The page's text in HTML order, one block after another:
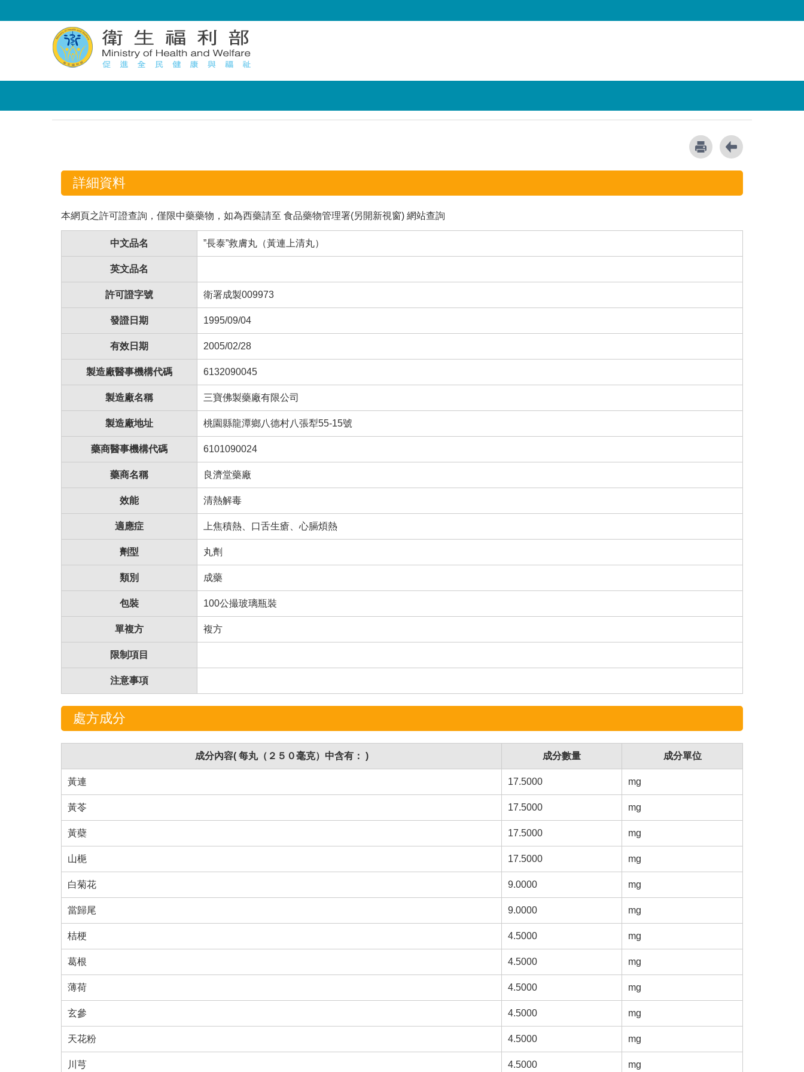
詳細資料
本網頁之許可證查詢，僅限中藥藥物，如為西藥請至 食品藥物管理署(另開新視窗) 網站查詢
中文品名 ”長泰”救膚丸（黃連上清丸）
英文品名
許可證字號 衛署成製009973
發證日期 1995/09/04
有效日期 2005/02/28
製造廠醫事機構代碼 6132090045
製造廠名稱 三寶佛製藥廠有限公司
製造廠地址 桃園縣龍潭鄉八德村八張犁55-15號
藥商醫事機構代碼 6101090024
藥商名稱 良濟堂藥廠
效能 清熱解毒
適應症 上焦積熱、口舌生瘡、心膈煩熱
劑型 丸劑
類別 成藥
包裝 100公撮玻璃瓶裝
單複方 複方
限制項目
注意事項
處方成分
成分內容( 每丸（２５０毫克）中含有： ) 成分數量 成分單位
黃連 17.5000 mg
黃苓 17.5000 mg
黃蘗 17.5000 mg
山梔 17.5000 mg
白菊花 9.0000 mg
當歸尾 9.0000 mg
桔梗 4.5000 mg
葛根 4.5000 mg
薄荷 4.5000 mg
玄參 4.5000 mg
天花粉 4.5000 mg
川芎 4.5000 mg